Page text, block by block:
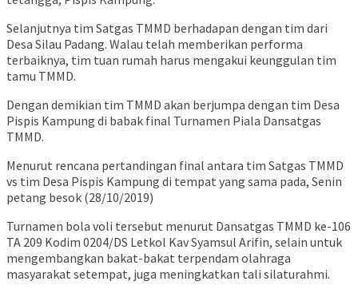
Selanjutnya tim Satgas TMMD berhadapan dengan tim dari
Desa Silau Padang. Walau telah memberikan performa
terbaiknya, tim tuan rumah harus mengakui keunggulan tim
tamu TMMD.
Dengan demikian tim TMMD akan berjumpa dengan tim Desa
Pispis Kampung di babak final Turnamen Piala Dansatgas
TMMD.
Menurut rencana pertandingan final antara tim Satgas TMMD
vs tim Desa Pispis Kampung di tempat yang sama pada, Senin
petang besok (28/10/2019)
Turnamen bola voli tersebut menurut Dansatgas TMMD ke-106
TA 209 Kodim 0204/DS Letkol Kav Syamsul Arifin, selain untuk
mengembangkan bakat-bakat terpendam olahraga
masyarakat setempat, juga meningkatkan tali silaturahmi.